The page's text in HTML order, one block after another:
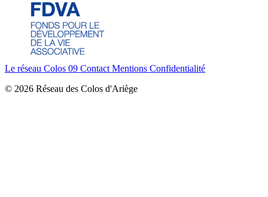
Le réseau Colos 09 Contact Mentions Confidentialité
© 2026 Réseau des Colos d'Ariège